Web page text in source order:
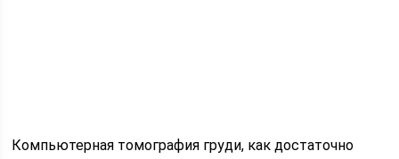
Компьютерная томография груди, как достаточно